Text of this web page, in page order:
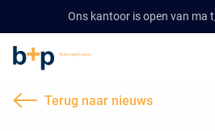
Ons kantoor is open van ma
Terug naar nieuws